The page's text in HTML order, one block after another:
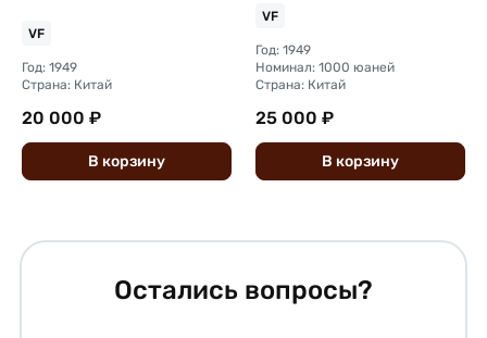
VF
Год: 1949
Страна: Китай
20 000 ₽
В корзину
VF
Год: 1949
Номинал: 1000 юаней
Страна: Китай
25 000 ₽
В корзину
Остались вопросы?